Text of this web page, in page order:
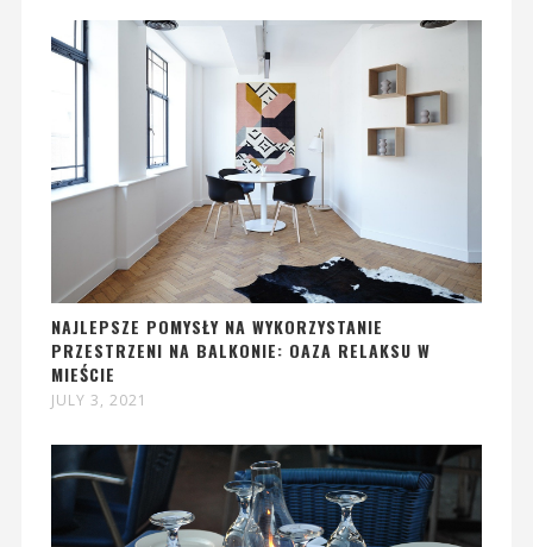
NAJLEPSZE POMYSŁY NA WYKORZYSTANIE
PRZESTRZENI NA BALKONIE: OAZA RELAKSU W
MIEŚCIE
JULY 3, 2021